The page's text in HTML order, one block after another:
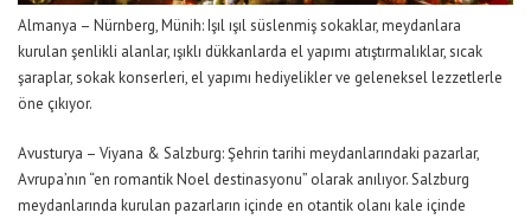
Almanya – Nürnberg, Münih:Işıl ışıl süslenmiş sokaklar, meydanlara
kurulan şenlikli alanlar, ışıklı dükkanlarda el yapımı atıştırmalıklar, sıcak
şaraplar,sokak konserleri, el yapımı hediyelikler ve geleneksel lezzetlerle
öne çıkıyor.
Avusturya – Viyana & Salzburg: Şehrin tarihi meydanlarındaki pazarlar,
Avrupa’nın “en romantik Noel destinasyonu” olarak anılıyor.Salzburg
meydanlarında kurulan pazarların içinde en otantik olanı kale içinde